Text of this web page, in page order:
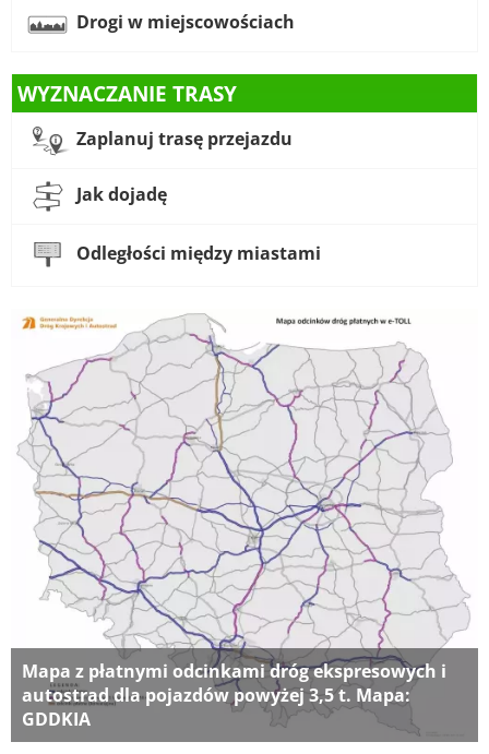
Drogi w miejscowościach
WYZNACZANIE TRASY
Zaplanuj trasę przejazdu
Jak dojadę
Odległości między miastami
Mapa z płatnymi odcinkami dróg ekspresowych i
autostrad dla pojazdów powyżej 3,5 t. Mapa:
GDDKIA